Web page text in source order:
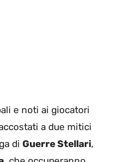
e noti ai giocatori
a due mitici
di Guerre Stellari,